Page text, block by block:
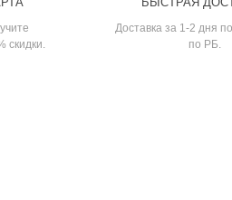
скидки.
Доставка за 1-2 дня
по РБ.